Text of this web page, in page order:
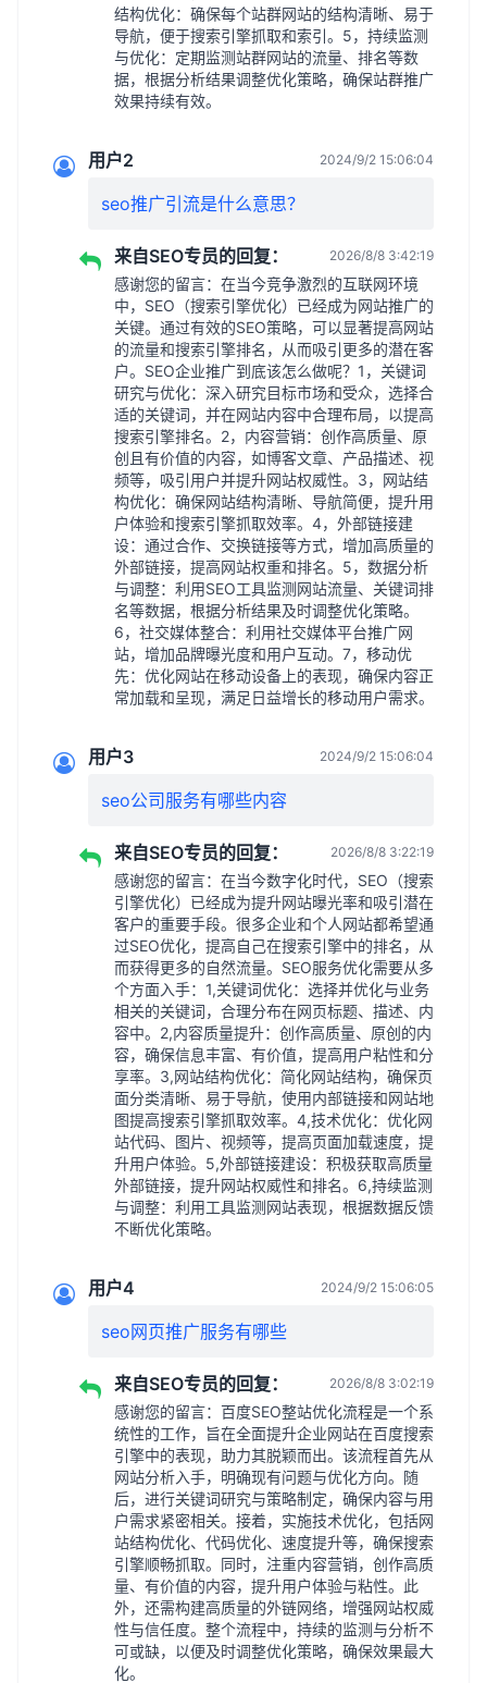
结构优化：确保每个站群网站的结构清晰、易于
导航，便于搜索引擎抓取和索引。5，持续监测
与优化：定期监测站群网站的流量、排名等数
据，根据分析结果调整优化策略，确保站群推广
效果持续有效。
用户2 2024/9/2 15:06:04
seo推广引流是什么意思？
来自SEO专员的回复： 2026/8/8 3:42:19
感谢您的留言：在当今竞争激烈的互联网环境
中，SEO（搜索引擎优化）已经成为网站推广的
关键。通过有效的SEO策略，可以显著提高网站
的流量和搜索引擎排名，从而吸引更多的潜在客
户。SEO企业推广到底该怎么做呢？1，关键词
研究与优化：深入研究目标市场和受众，选择合
适的关键词，并在网站内容中合理布局，以提高
搜索引擎排名。2，内容营销：创作高质量、原
创且有价值的内容，如博客文章、产品描述、视
频等，吸引用户并提升网站权威性。3，网站结
构优化：确保网站结构清晰、导航简便，提升用
户体验和搜索引擎抓取效率。4，外部链接建
设：通过合作、交换链接等方式，增加高质量的
外部链接，提高网站权重和排名。5，数据分析
与调整：利用SEO工具监测网站流量、关键词排
名等数据，根据分析结果及时调整优化策略。
6，社交媒体整合：利用社交媒体平台推广网
站，增加品牌曝光度和用户互动。7，移动优
先：优化网站在移动设备上的表现，确保内容正
常加载和呈现，满足日益增长的移动用户需求。
用户3 2024/9/2 15:06:04
seo公司服务有哪些内容
来自SEO专员的回复： 2026/8/8 3:22:19
感谢您的留言：在当今数字化时代，SEO（搜索
引擎优化）已经成为提升网站曝光率和吸引潜在
客户的重要手段。很多企业和个人网站都希望通
过SEO优化，提高自己在搜索引擎中的排名，从
而获得更多的自然流量。SEO服务优化需要从多
个方面入手：1,关键词优化：选择并优化与业务
相关的关键词，合理分布在网页标题、描述、内
容中。2,内容质量提升：创作高质量、原创的内
容，确保信息丰富、有价值，提高用户粘性和分
享率。3,网站结构优化：简化网站结构，确保页
面分类清晰、易于导航，使用内部链接和网站地
图提高搜索引擎抓取效率。4,技术优化：优化网
站代码、图片、视频等，提高页面加载速度，提
升用户体验。5,外部链接建设：积极获取高质量
外部链接，提升网站权威性和排名。6,持续监测
与调整：利用工具监测网站表现，根据数据反馈
不断优化策略。
用户4 2024/9/2 15:06:05
seo网页推广服务有哪些
来自SEO专员的回复： 2026/8/8 3:02:19
感谢您的留言：百度SEO整站优化流程是一个系
统性的工作，旨在全面提升企业网站在百度搜索
引擎中的表现，助力其脱颖而出。该流程首先从
网站分析入手，明确现有问题与优化方向。随
后，进行关键词研究与策略制定，确保内容与用
户需求紧密相关。接着，实施技术优化，包括网
站结构优化、代码优化、速度提升等，确保搜索
引擎顺畅抓取。同时，注重内容营销，创作高质
量、有价值的内容，提升用户体验与粘性。此
外，还需构建高质量的外链网络，增强网站权威
性与信任度。整个流程中，持续的监测与分析不
可或缺，以便及时调整优化策略，确保效果最大
化。